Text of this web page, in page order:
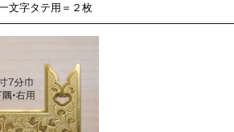
文字タテ用＝２枚